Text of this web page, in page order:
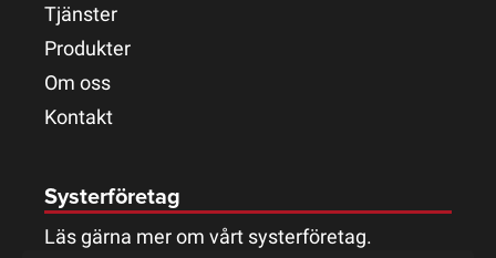
Tjänster
Produkter
Om oss
Kontakt
Systerföretag
Läs gärna mer om vårt systerföretag.